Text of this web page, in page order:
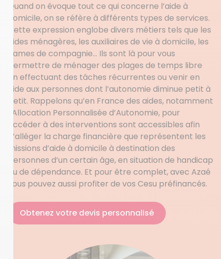
Quand on évoque tout ce qui concerne l’aide à
domicile, on se réfère à différents types de services.
Cette expression englobe divers métiers tels que les
aides ménagères, les auxiliaires de vie à domicile, les
dames de compagnie… Ils sont là pour vous
permettre de ménager des plages de temps libre
en effectuant des tâches récurrentes ou venir en
aide aux personnes dont l’autonomie diminue petit à
petit. Rappelons qu’en France des aides, notamment
l’Allocation Personnalisée d’Autonomie, pour
accéder à des interventions sont accessibles afin
d’alléger la charge financière que représentent les
missions d’aide à domicile à destination des
personnes d’un certain âge, en situation de handicap
ou de dépendance. Et pour être complet, avec Azaé
vous pouvez aussi profiter de vos Cesu préfinancés.
Obtenez votre devis personnalisé